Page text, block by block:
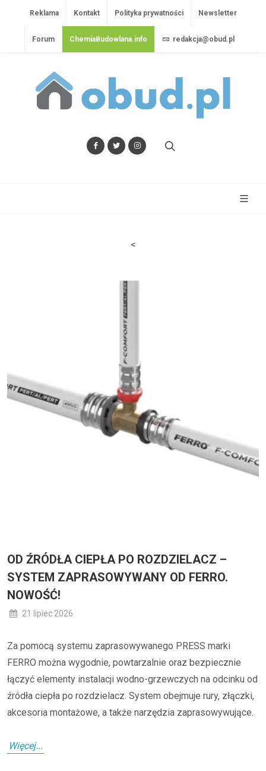
Reklama Kontakt Polityka prywatności Newsletter
Forum ChemiaBudowlana.info redakcja@obud.pl
<
OD ŹRÓDŁA CIEPŁA PO ROZDZIELACZ –
SYSTEM ZAPRASOWYWANY OD FERRO.
NOWOŚĆ!
21 lipiec 2026
Za pomocą systemu zaprasowywanego PRESS marki
FERRO można wygodnie, powtarzalnie oraz bezpiecznie
łączyć elementy instalacji wodno-grzewczych na odcinku od
źródła ciepła po rozdzielacz. System obejmuje rury, złączki,
akcesoria montażowe, a także narzędzia zaprasowywujące.
Więcej...